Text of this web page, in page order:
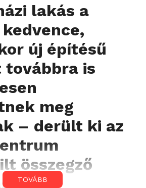
lakás a
új építésű
is
meg
– derült ki az
összegző
TOVÁBB